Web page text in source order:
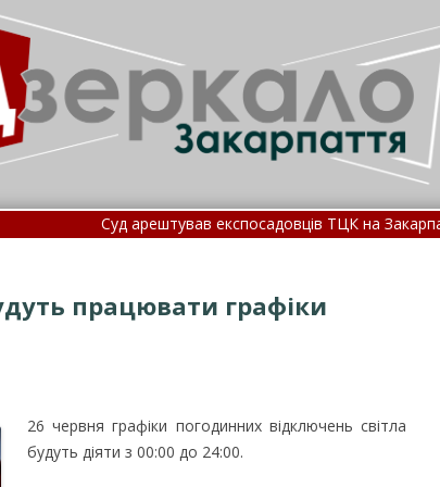
Суд арештував експосадовців ТЦК на Закарпатті,
На Закарпатті сталася смертельна ДТП:
працювати графіки
26 червня графіки погодинних відключень світла
будуть діяти з 00:00 до 24:00.